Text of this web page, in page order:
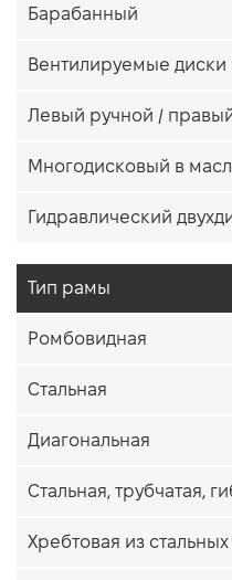
Барабанный
Вентилируемые диски
Левый ручной /
Многодисковый в
Гидравлический
Тип рамы
Ромбовидная
Стальная
Диагональная
Стальная, трубчатая,
Хребтовая из стальных